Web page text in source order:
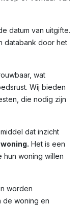
datum van uitgifte.
databank door het
wat
Wij bieden
die nodig zijn
dat inzicht
Het is een
woning willen
worden
de woning en